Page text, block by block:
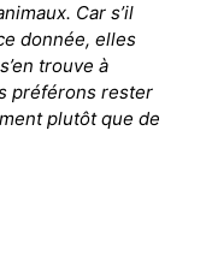
Car s’il
donnée, elles
trouve à
préférons rester
plutôt que de